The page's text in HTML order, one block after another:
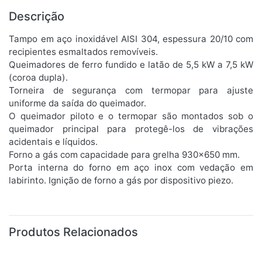
Descrição
Tampo em aço inoxidável AISI 304, espessura 20/10 com
recipientes esmaltados removíveis.
Queimadores de ferro fundido e latão de 5,5 kW a 7,5 kW
(coroa dupla).
Torneira de segurança com termopar para ajuste
uniforme da saída do queimador.
O queimador piloto e o termopar são montados sob o
queimador principal para protegê-los de vibrações
acidentais e líquidos.
Forno a gás com capacidade para grelha 930x650 mm.
Porta interna do forno em aço inox com vedação em
labirinto. Ignição de forno a gás por dispositivo piezo.
Produtos Relacionados